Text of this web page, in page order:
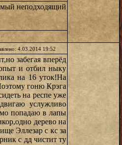
неподходящий
4.03.2014 19:52
забегая вперёд
и отбил ныку
на 16 уток!На
гоню Крэга
на респе уже
услужливо
попадаю в лапы
дерево на
Эллезар с кс за
с дд чистит ту